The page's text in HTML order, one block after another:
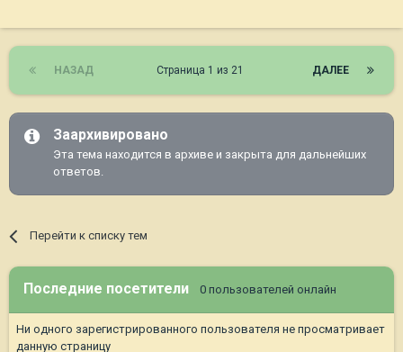
НАЗАД ДАЛЕЕ
Страница 1 из 21
Заархивировано
Эта тема находится в архиве и закрыта для дальнейших
ответов.
Перейти к списку тем
Последние посетители 0 пользователей онлайн
Ни одного зарегистрированного пользователя не просматривает
данную страницу